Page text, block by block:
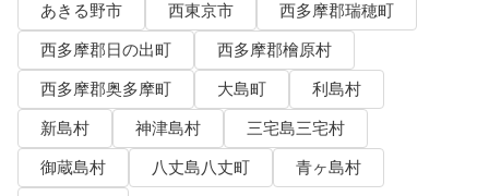
あきる野市
西東京市
西多摩郡瑞穂町
西多摩郡日の出町
西多摩郡檜原村
西多摩郡奥多摩町
大島町
利島村
新島村
神津島村
三宅島三宅村
御蔵島村
八丈島八丈町
青ヶ島村